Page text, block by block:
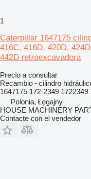
1
Caterpillar 1647175
416C, 416D, 420D,
442D retroexcavadora
Precio a consultar
Recambio - cilindro
1647175 172-2349 1722349
Polonia, Łęgajny
HOUSE MACHINERY
Contacte con el vendedor